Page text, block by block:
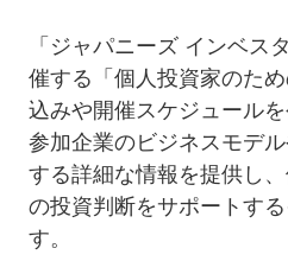
「ジャパニーズ インベス
催する「個人投資家のた
込みや開催スケジュールを
参加企業のビジネスモデ
する詳細な情報を提供し
の投資判断をサポートす
す。